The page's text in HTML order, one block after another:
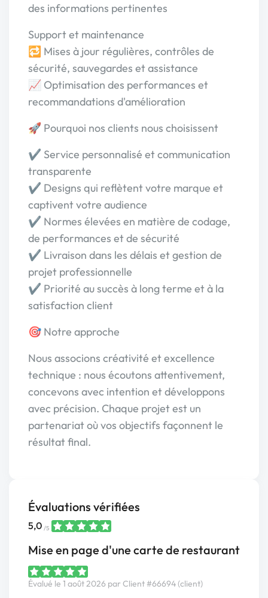
des informations pertinentes
Support et maintenance
🔁 Mises à jour régulières, contrôles de
sécurité, sauvegardes et assistance
📈 Optimisation des performances et
recommandations d'amélioration
🚀 Pourquoi nos clients nous choisissent
✔ Service personnalisé et communication
transparente
✔ Designs qui reflètent votre marque et
captivent votre audience
✔ Normes élevées en matière de codage,
de performances et de sécurité
✔ Livraison dans les délais et gestion de
projet professionnelle
✔ Priorité au succès à long terme et à la
satisfaction client
🎯 Notre approche
Nous associons créativité et excellence
technique : nous écoutons attentivement,
concevons avec intention et développons
avec précision. Chaque projet est un
partenariat où vos objectifs façonnent le
résultat final.
Évaluations vérifiées
5,0 /5
Mise en page d'une carte de restaurant
Évalué le 1 août 2026 par Client #66694 (client)